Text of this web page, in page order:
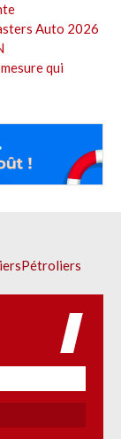
Auto 2026
qui
Pétroliers